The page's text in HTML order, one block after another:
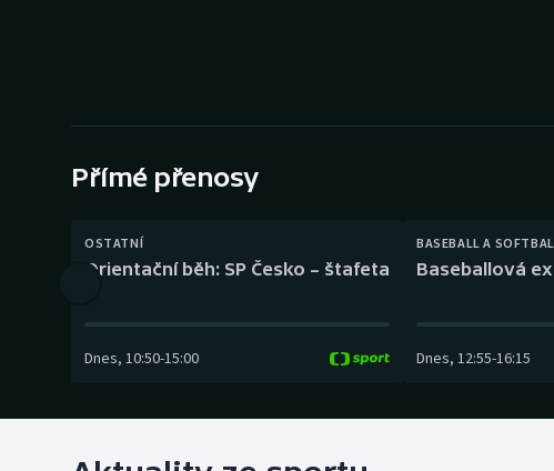
Gymnastika
Přímé přenosy
OSTATNÍ
Orientační běh: SP Česko – štafeta
Dnes, 10:50-15:00
BASEBALL A SOFTBAL
Baseballová
Dnes, 12:55-16:15